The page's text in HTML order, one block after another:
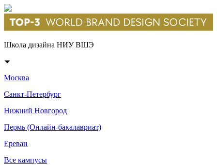
Школа дизайна НИУ ВШЭ
Москва
Санкт-Петербург
Нижний Новгород
Пермь (Онлайн-бакалавриат)
Ереван
Все кампусы